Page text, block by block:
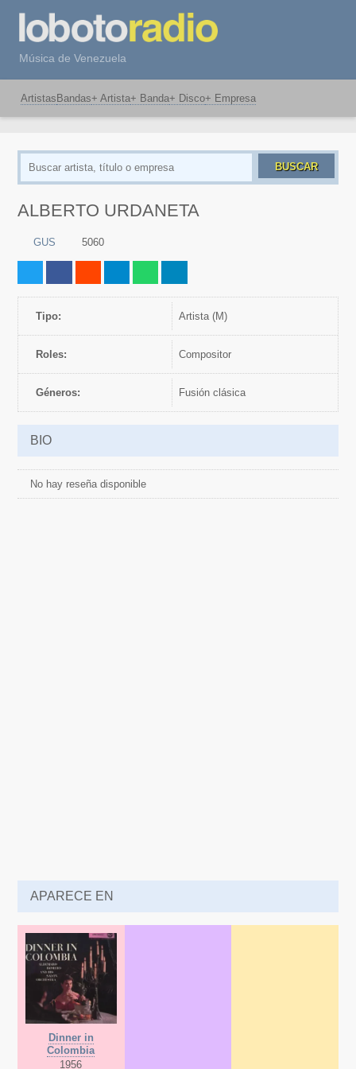
Música de Venezuela
Artistas Bandas+ Artista+ Banda+ Disco+ Empresa
BUSCAR
ALBERTO URDANETA
GUS 5060
Tipo: artista (M)
Roles: Compositor
Géneros: fusión clásica
BIO
No hay reseña disponible
APARECE EN
Dinner in
Colombia
1956